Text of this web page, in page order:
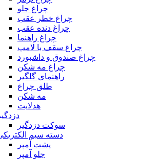
چراغ جلو
چراغ خطر عقب
چراغ دنده عقب
چراغ راهنما
چراغ سقف با لامپ
چراغ صندوق و داشبورد
چراغ مه شکن
راهنمای گلگیر
طلق چراغ
مه شکن
هدلایت
دزدگیر
سوکت دزدگیر
دسته سیم
پشت آمپر
جلو آمپر